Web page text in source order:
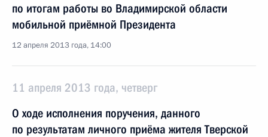
по итогам работы во Владимирской области
мобильной приёмной Президента
12 апреля 2013 года, 14:00
11 апреля 2013 года, четверг
О ходе исполнения поручения, данного
по результатам личного приёма жителя Тверской